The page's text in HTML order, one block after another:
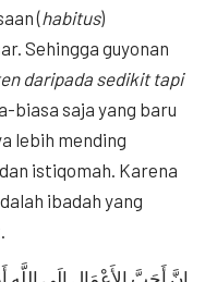
(habitus)
Sehingga guyonan
daripada sedikit tapi
biasa saja yang baru
lebih mending
istiqomah. Karena
ibadah yang
إِنَّ أَحَبَّ الأَعْمَالِ إِلَى اللَّهِ